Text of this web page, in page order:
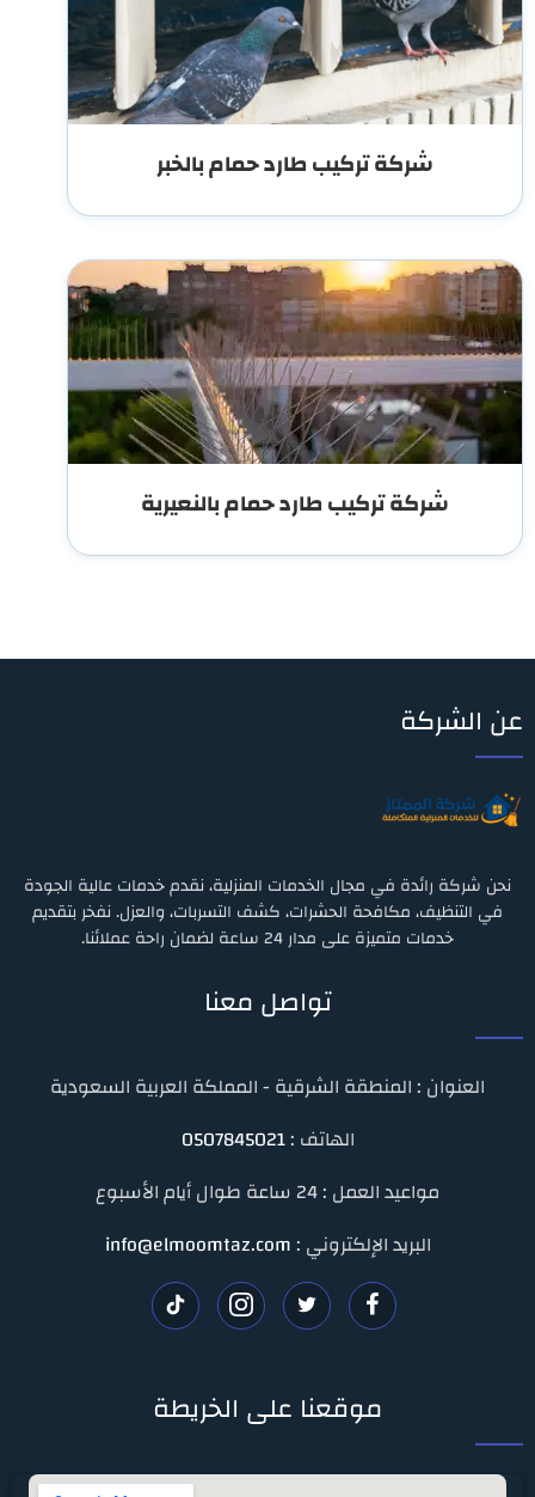
شركة تركيب طارد حمام بالخبر
شركة تركيب طارد حمام بالنعيرية
عن الشركة
نحن شركة رائدة في مجال الخدمات المنزلية، نقدم خدمات عالية الجودة
في التنظيف، مكافحة الحشرات، كشف التسربات، والعزل. نفخر بتقديم
خدمات متميزة على مدار 24 ساعة لضمان راحة عملائنا.
تواصل معنا
العنوان : المنطقة الشرقية - المملكة العربية السعودية
الهاتف :0507845021
مواعيد العمل : 24 ساعة طوال أيام الأسبوع
البريد الإلكتروني : info@elmoomtaz.com
تابعنا
فيسبوك
تابعنا
تويتر
تابعنا
انستغرام
تابعنا
تيك
توك
موقعنا على الخريطة